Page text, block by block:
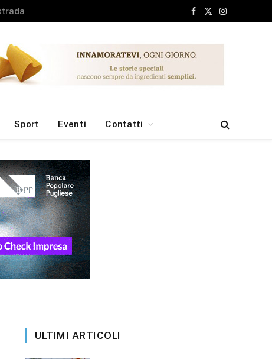
Facebook
X
Instagram
Sport Eventi Contatti
ULTIMI ARTICOLI